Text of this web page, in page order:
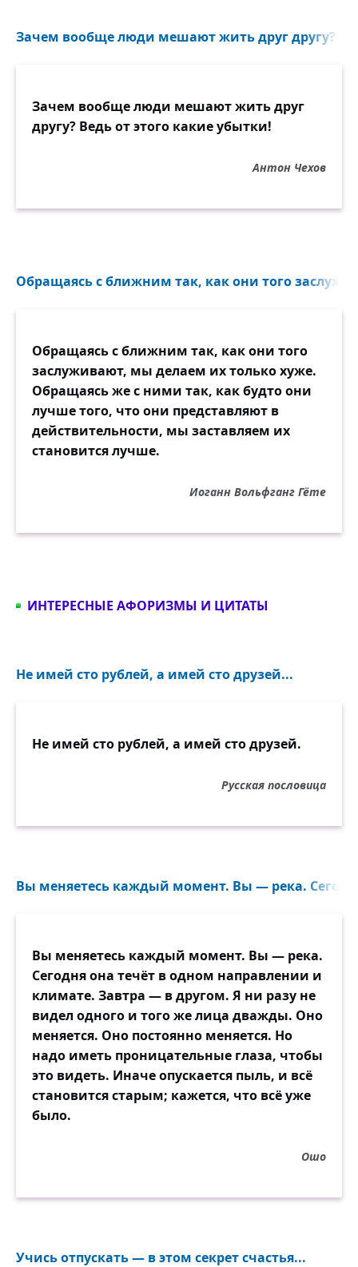
Зачем вообще люди мешают жить друг другу?
Зачем вообще люди мешают жить друг
другу? Ведь от этого какие убытки!
Антон Чехов
Обращаясь с ближним так, как они того
Обращаясь с ближним так, как они того
заслуживают, мы делаем их только хуже.
Обращаясь же с ними так, как будто они
лучше того, что они представляют в
действительности, мы заставляем их
становится лучше.
Иоганн Вольфганг Гёте
ИНТЕРЕСНЫЕ АФОРИЗМЫ И ЦИТАТЫ
Не имей сто рублей, а имей сто друзей...
Не имей сто рублей, а имей сто друзей.
Русская пословица
Вы меняетесь каждый момент. Вы — река.
Вы меняетесь каждый момент. Вы — река.
Сегодня она течёт в одном направлении и
климате. Завтра — в другом. Я ни разу не
видел одного и того же лица дважды. Оно
меняется. Оно постоянно меняется. Но
надо иметь проницательные глаза, чтобы
это видеть. Иначе опускается пыль, и всё
становится старым; кажется, что всё уже
было.
Ошо
Учись отпускать — в этом секрет счастья...